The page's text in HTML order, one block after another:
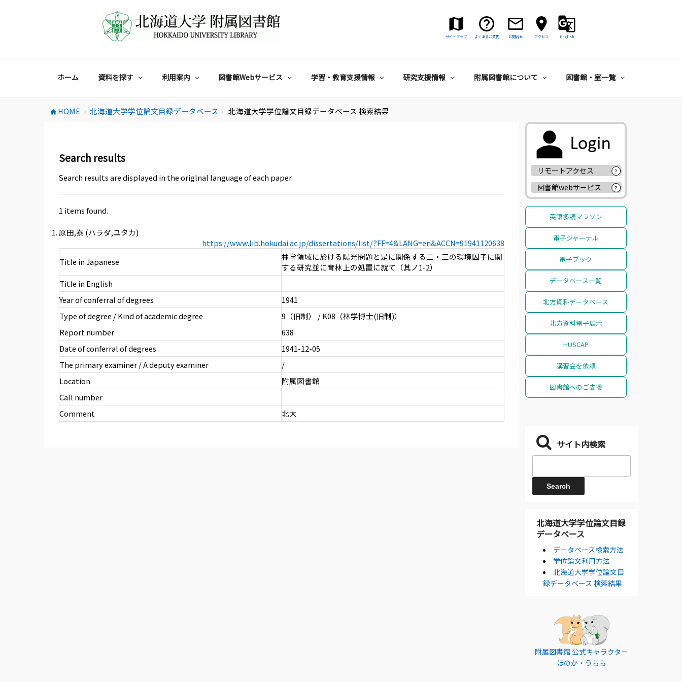
サイトマップ よくあるご質問 お問合せ アクセス English
ホーム 資料を探す 利用案内 図書館Webサービス 学習・教育支援情報 研究支援情報 附属図書館について 図書館・室一覧
home HOME chevron_right 北海道大学学位論文目録データベース chevron_right 北海道大学学位論文目録データベース 検索結果
Search results
Search results are displayed in the origlnal language of each paper.
1 items found.
原田,泰 (ハラダ,ユタカ)
https://www.lib.hokudai.ac.jp/dissertations/list/?FF=4&LANG=en&ACCN=91941120638
Title in Japanese
林学領域に於ける陽光問題と是に関係する二・三の環境因子に関
する研究並に育林上の処置に就て（其ノ1-2）
Title in English
Year of conferral of degrees
1941
Type of degree / Kind of academic degree
9（旧制） / K08（林学博士(旧制)）
Report number
638
Date of conferral of degrees
1941-12-05
The primary examiner / A deputy examiner
/
Location
附属図書館
Call number
Comment
北大
リモートアクセス ?
図書館webサービス ?
英語多読マラソン
電子ジャーナル
電子ブック
データベース一覧
北方資料データベース
北方資料電子展示
HUSCAP
講習会を依頼
図書館へのご支援
サイト内検索
北海道大学学位論文目録
データベース
データベース検索方法
学位論文利用方法
北海道大学学位論文目
録データベース 検索結果
附属図書館 公式キャラクター
ほのか・うらら